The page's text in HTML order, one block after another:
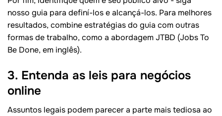
nosso guia para definí-los e alcançá-los. Para melhores
resultados, combine estratégias do guia com outras
formas de trabalho, como a abordagem JTBD (Jobs To
Be Done, em inglês).
3. Entenda as leis para negócios
online
Assuntos legais podem parecer a parte mais tediosa ao